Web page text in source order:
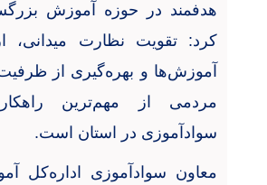
هدفمند در حوزه آموزش
کرد: تقویت نظارت میدانی،
آموزش‌ها و بهره‌گیری از
مردمی از مهم‌ترین
سوادآموزی در استان است.
معاون سوادآموزی اداره‌کل